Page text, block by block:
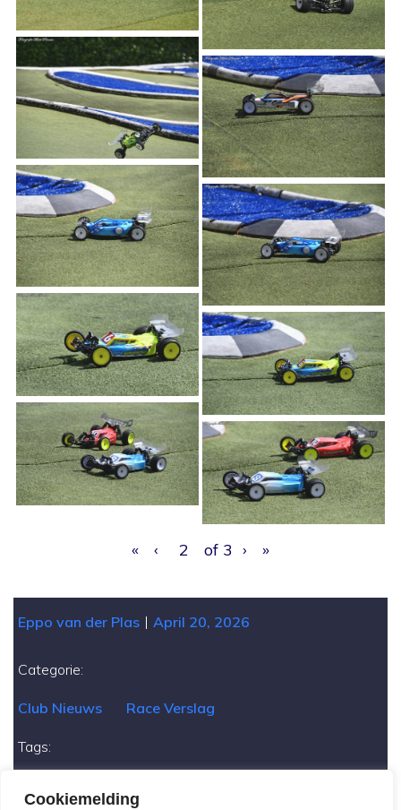
Cookiemelding
« ‹ of 3 › »
Eppo van der Plas | April 20, 2026
Categorie:
Club Nieuws Race Verslag
Tags: